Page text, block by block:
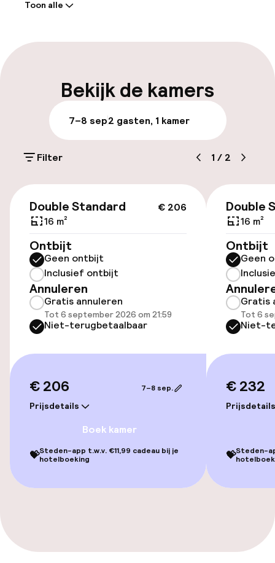
Meertalige medewerkers
Parkeren & mobiliteit
Openbaar parkeren
Toegankelijkheid
Lift
Entertainment
Gratis wifi
Eet- en drinkgelegenheden
Restaurant
Bar
Eet- en drinkdiensten
Ontbijtbuffet
Lunch à la carte
Toon alle
Bekijk de kamers
7–8 sep2 gasten, 1 kamer
Filter 1 / 2
€ 206
Double Standard
16 m²
Ontbijt
Geen ontbijt
Inclusief ontbijt
Annuleren
Gratis annuleren
Tot 6 september 2026 om 21:59
Niet-terugbetaalbaar
€ 206
Prijsdetails
7–8 sep.
Boek kamer
💝Steden-app t.w.v. €11,99 cadeau bij je
hotelboeking
Double
16 m²
Ontbijt
Geen
Gratis
Tot 6
Niet-
€ 232
Prijsdetails
💝Steden-